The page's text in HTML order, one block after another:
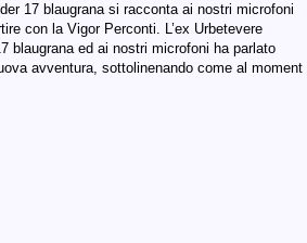
17 blaugrana si racconta ai nostri microfoni
con la Vigor Perconti. L’ex Urbetevere
blaugrana ed ai nostri microfoni ha parlato
avventura, sottolinenando come al moment